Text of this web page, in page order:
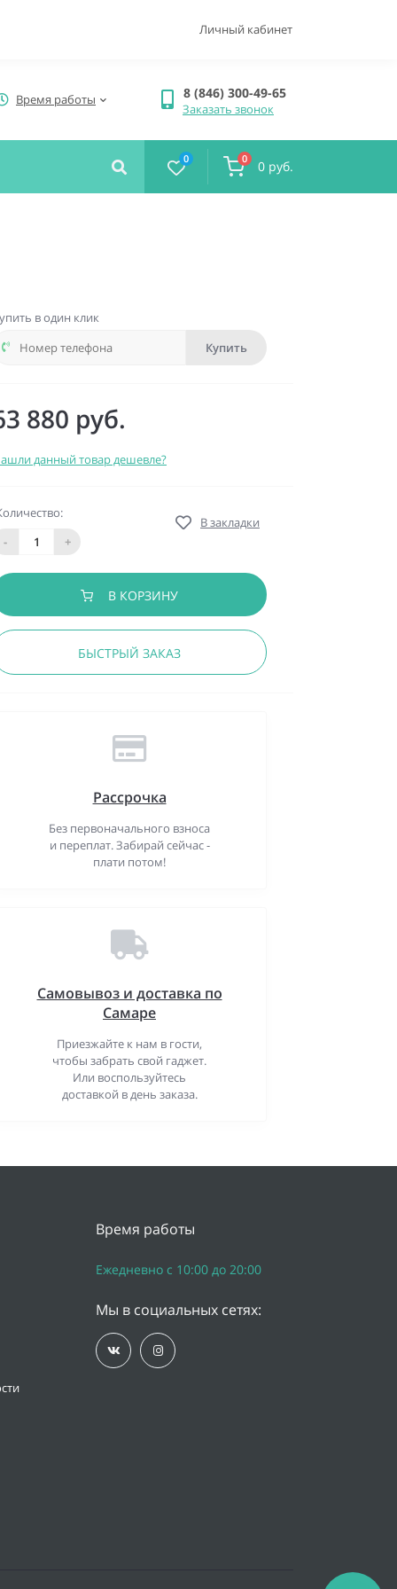
Личный кабинет
Время работы 8 (846) 300-49-65
Заказать звонок
0 0 0 руб.
в один клик
Купить
880 руб.
данный товар дешевле?
-
+
В закладки
В КОРЗИНУ
БЫСТРЫЙ ЗАКАЗ
Рассрочка
Без первоначального взноса
и переплат. Забирай сейчас -
плати потом!
Самовывоз и доставка по
Самаре
Приезжайте к нам в гости,
чтобы забрать свой гаджет.
Или воспользуйтесь
доставкой в день заказа.
Время работы
Ежедневно с 10:00 до 20:00
Мы в социальных сетях: